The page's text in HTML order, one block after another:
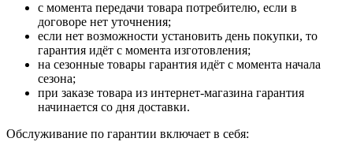
с момента передачи товара потребителю, если в
договоре нет уточнения;
если нет возможности установить день покупки, то
гарантия идёт с момента изготовления;
на сезонные товары гарантия идёт с момента начала
сезона;
при заказе товара из интернет-магазина гарантия
начинается со дня доставки.
Обслуживание по гарантии включает в себя: